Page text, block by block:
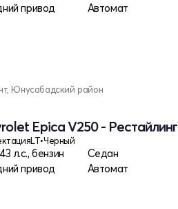
привод
Автомат
Юнусабадский район
Epica V250 - Рестайлинг
LT•Черный
л.с., бензин
Седан
привод
Автомат